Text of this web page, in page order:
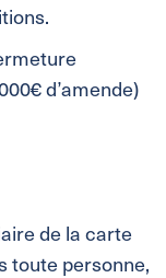
d’amende)
de la carte
toute personne,